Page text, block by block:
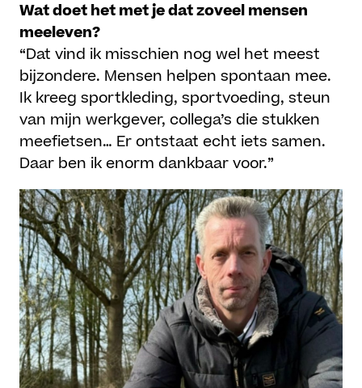
Wat doet het met je dat zoveel mensen
meeleven?
“Dat vind ik misschien nog wel het meest
bijzondere. Mensen helpen spontaan mee.
Ik kreeg sportkleding, sportvoeding, steun
van mijn werkgever, collega’s die stukken
meefietsen… Er ontstaat echt iets samen.
Daar ben ik enorm dankbaar voor.”